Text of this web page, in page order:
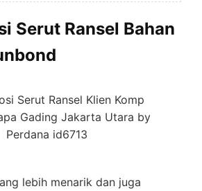
Serut Ransel Bahan
Serut Ransel Klien Komp
Gading Jakarta Utara by
Perdana id6713
lebih menarik dan juga